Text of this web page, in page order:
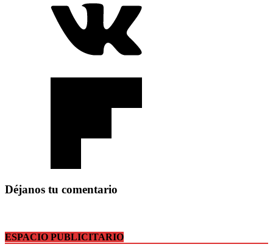
Déjanos tu comentario
ESPACIO PUBLICITARIO